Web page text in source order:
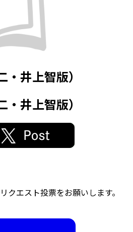
井上智版）
井上智版）
クエスト投票をお願いします。